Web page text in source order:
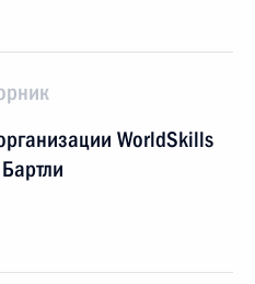
WorldSkills